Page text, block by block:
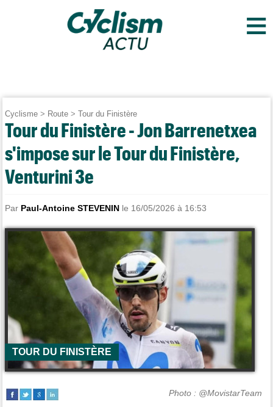
≡
Cyclisme > Route >Tour du Finistère
Tour du Finistère - Jon Barrenetxea
s'impose sur le Tour du Finistère,
Venturini 3e
Par Paul-Antoine STEVENIN le 16/05/2026 à 16:53
TOUR DU FINISTÈRE
Photo : @MovistarTeam